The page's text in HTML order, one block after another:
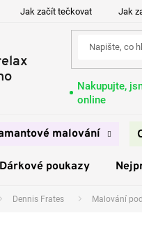
Jak začít tečkovat Jak
Nakupujte,
online
malování
Dárkové poukazy
Dennis Frates Malování